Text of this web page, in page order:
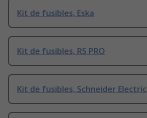
Kit de fusibles, Eska
Kit de fusibles, RS PRO
Kit de fusibles, Schneider Electric